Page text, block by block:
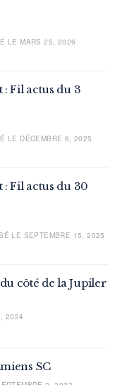
LE MARS 25, 2026
Fil actus du 3
LE DÉCEMBRE 6, 2025
Fil actus du 30
LE SEPTEMBRE 15, 2025
côté de la Jupiler
2024
SC